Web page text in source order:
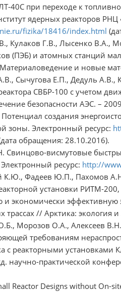
40С при переходе к
ядерных реакторов
fizika/18416/index.html
Кулаков Г.В., Лысенко В.А.,
(ПЭБ) и атомных станций
и новые
Сычугова Е.П., Дедуль А.В.,
СВБР-100 с учетом
безопасности АЭС. –
Потенциал создания
зоны. Электронный ресурс:
обращения: 28.10.2016).
Свинцово-висмутовые
ресурс: http://
К.Ю., Фадеев Ю.П., Пахомов
установки РИТМ-
и экономически эффективную
трассах // Арктика:
Морозов О.А., Алексеев
требованиям
с реакторными установками
научно-практической
Reactor Designs without On-